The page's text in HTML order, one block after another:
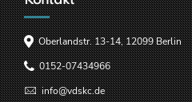
Oberlandstr. 13-14, 12099 Berlin
0152-07434966
info@vdskc.de